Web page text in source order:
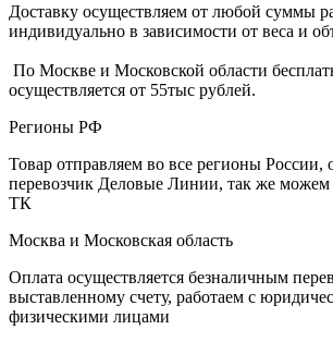
Доставку осуществляем от любой суммы
индивидуально в зависимости от веса и
По Москве и Московской области
осуществляется от 55тыс рублей.
Регионы РФ
Товар отправляем во все регионы России,
перевозчик Деловые Линии, так же можем
ТК
Москва и Московская область
Оплата осуществляется безналичным
выставленному счету, работаем с
физическими лицами